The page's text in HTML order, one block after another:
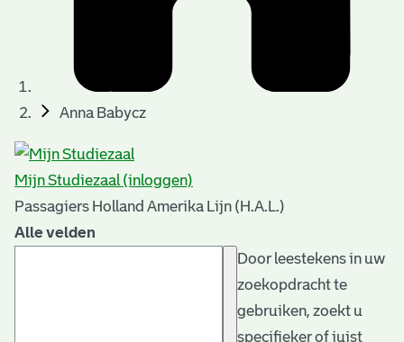
Anna Babycz
Mijn Studiezaal (inloggen)
Passagiers Holland Amerika Lijn (H.A.L.)
Alle velden
Door leestekens in uw
zoekopdracht te
gebruiken, zoekt u
specifieker of juist